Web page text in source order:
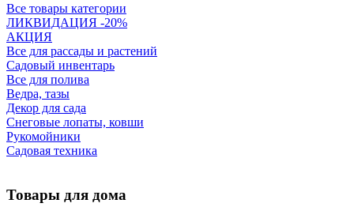
Все товары категории
ЛИКВИДАЦИЯ -20%
АКЦИЯ
Все для рассады и растений
Садовый инвентарь
Все для полива
Ведра, тазы
Декор для сада
Снеговые лопаты, ковши
Рукомойники
Садовая техника
Товары для дома